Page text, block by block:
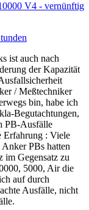
V4 - vernünftig
ist auch nach
der Kapazität
/ Meßtechniker
bin, habe ich
Begutachtungen,
PB-Ausfälle
Erfahrung : Viele
PBs hatten
im Gegensatz zu
5000, Air die
auf durch
Ausfälle, nicht